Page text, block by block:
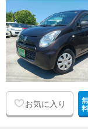
お気に入り 無
料